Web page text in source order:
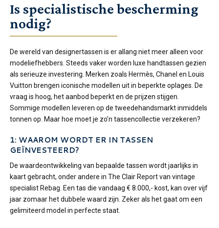
Is specialistische bescherming
nodig?
De wereld van designertassen is er allang niet meer alleen voor
modeliefhebbers. Steeds vaker worden luxe handtassen gezien
als serieuze investering. Merken zoals Hermès, Chanel en Louis
Vuitton brengen iconische modellen uit in beperkte oplages. De
vraag is hoog, het aanbod beperkt en de prijzen stijgen.
Sommige modellen leveren op de tweedehandsmarkt inmiddels
tonnen op. Maar hoe moet je zo’n tassencollectie verzekeren?
1: WAAROM WORDT ER IN TASSEN
GEÏNVESTEERD?
De waardeontwikkeling van bepaalde tassen wordt jaarlijks in
kaart gebracht, onder andere in The Clair Report van vintage
specialist Rebag. Een tas die vandaag € 8.000,- kost, kan over vijf
jaar zomaar het dubbele waard zijn. Zeker als het gaat om een
gelimiteerd model in perfecte staat.